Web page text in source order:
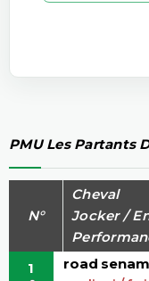
PMU Les Partants
N°
Cheval
Jocker /
1
road senam